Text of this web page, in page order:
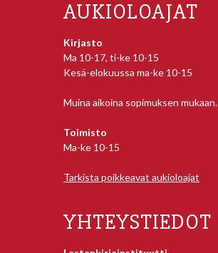
AUKIOLOAJAT
Kirjasto
Ma 10-17, ti-ke 10-15
Kesä-elokuussa ma-ke 10-15
Muina aikoina sopimuksen mukaan.
Toimisto
Ma-ke 10-15
Tarkista poikkeavat aukioloajat
YHTEYSTIEDOT